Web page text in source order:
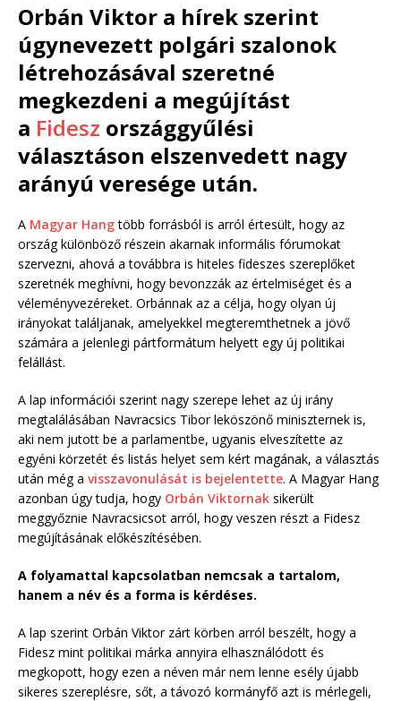
Orbán Viktor a hírek szerint
úgynevezett polgári szalonok
létrehozásával szeretné
megkezdeni a megújítást
a Fidesz országgyűlési
választáson elszenvedett nagy
arányú veresége után.
A Magyar Hangtöbb forrásból is arról értesült, hogy az
ország különböző részein akarnak informális fórumokat
szervezni, ahová a továbbra is hiteles fideszes szereplőket
szeretnék meghívni, hogy bevonzzák az értelmiséget és a
véleményvezéreket. Orbánnak az a célja, hogy olyan új
irányokat találjanak, amelyekkel megteremthetnek a jövő
számára a jelenlegi pártformátum helyett egy új politikai
felállást.
A lap információi szerint nagy szerepe lehet az új irány
megtalálásában Navracsics Tibor leköszönő miniszternek is,
aki nem jutott be a parlamentbe, ugyanis elveszítette az
egyéni körzetét és listás helyet sem kért magának, a választás
után még a visszavonulását is bejelentette. A Magyar Hang
azonban úgy tudja, hogy Orbán Viktornak sikerült
meggyőznie Navracsicsot arról, hogy veszen részt a Fidesz
megújításának előkészítésében.
A folyamattal kapcsolatban nemcsak a tartalom,
hanem a név és a forma is kérdéses.
A lap szerint Orbán Viktor zárt körben arról beszélt, hogy a
Fidesz mint politikai márka annyira elhasználódott és
megkopott, hogy ezen a néven már nem lenne esély újabb
sikeres szereplésre, sőt, a távozó kormányfő azt is mérlegeli,